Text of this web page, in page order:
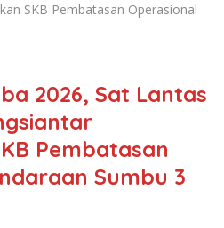
SKB Pembatasan Operasional
2026, Sat Lantas
Pembatasan
Sumbu 3